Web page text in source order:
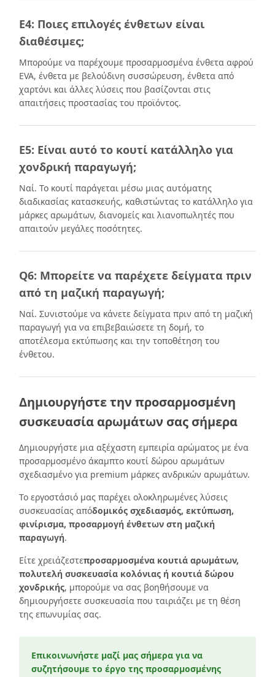
Ε4: Ποιες επιλογές ένθετων είναι
διαθέσιμες;
Μπορούμε να παρέχουμε προσαρμοσμένα ένθετα αφρού
EVA, ένθετα με βελούδινη συσσώρευση, ένθετα από
χαρτόνι και άλλες λύσεις που βασίζονται στις
απαιτήσεις προστασίας του προϊόντος.
Ε5: Είναι αυτό το κουτί κατάλληλο για
χονδρική παραγωγή;
Ναί. Το κουτί παράγεται μέσω μιας αυτόματης
διαδικασίας κατασκευής, καθιστώντας το κατάλληλο για
μάρκες αρωμάτων, διανομείς και λιανοπωλητές που
απαιτούν μεγάλες ποσότητες.
Q6: Μπορείτε να παρέχετε δείγματα πριν
από τη μαζική παραγωγή;
Ναί. Συνιστούμε να κάνετε δείγματα πριν από τη μαζική
παραγωγή για να επιβεβαιώσετε τη δομή, το
αποτέλεσμα εκτύπωσης και την τοποθέτηση του
ένθετου.
Δημιουργήστε την προσαρμοσμένη
συσκευασία αρωμάτων σας σήμερα
Δημιουργήστε μια αξέχαστη εμπειρία αρώματος με ένα
προσαρμοσμένο άκαμπτο κουτί δώρου αρωμάτων
σχεδιασμένο για premium μάρκες ανδρικών αρωμάτων.
Το εργοστάσιό μας παρέχει ολοκληρωμένες λύσεις
συσκευασίας απόδομικός σχεδιασμός, εκτύπωση,
φινίρισμα, προσαρμογή ένθετων στη μαζική
παραγωγή.
Είτε χρειάζεστεπροσαρμοσμένα κουτιά αρωμάτων,
πολυτελή συσκευασία κολόνιας ή κουτιά δώρου
χονδρικής, μπορούμε να σας βοηθήσουμε να
δημιουργήσετε συσκευασία που ταιριάζει με τη θέση
της επωνυμίας σας.
Επικοινωνήστε μαζί μας σήμερα για να
συζητήσουμε το έργο της προσαρμοσμένης